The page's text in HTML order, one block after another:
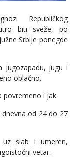
Republičkog
biti sveže, po
Srbije ponegde
jugozapadu, jugu i
oblačno.
povremeno i jak.
od 24 do 27
uz slab i umeren,
vetar.